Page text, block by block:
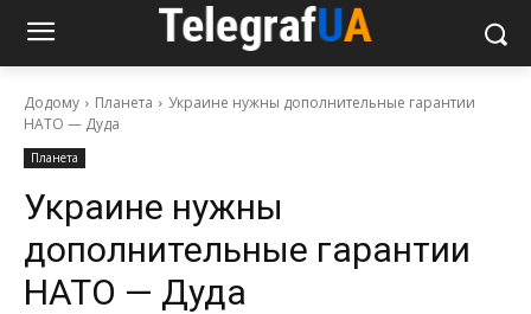
Додому Планета
Украине нужны дополнительные гарантии
НАТО — Дуда
Планета
Украине нужны
дополнительные гарантии
НАТО — Дуда